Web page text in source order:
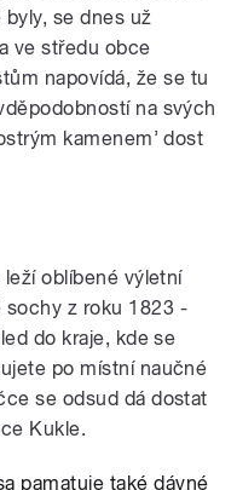
se dnes už
ve středu obce
napovídá, že se tu
na svých
kamenem’ dost
oblíbené výletní
sochy z roku 1823 -
do kraje, kde se
po místní naučné
se odsud dá dostat
Kukle.